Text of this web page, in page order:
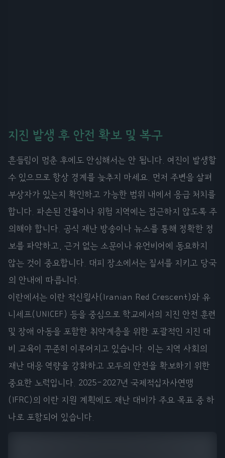
지진 발생 후 안전 확보 및 복구
흔들림이 멈춘 후에도 안심해서는 안 됩니다. 여진이 발생할
수 있으므로 항상 경계를 늦추지 마세요. 먼저 주변을 살펴
부상자가 있는지 확인하고 가능한 범위 내에서 응급 처치를
합니다. 파손된 건물이나 위험 지역에는 접근하지 않도록 주
의해야 합니다. 공식 재난 방송이나 뉴스를 통해 정확한 정
보를 파악하고, 근거 없는 소문이나 유언비어에 동요하지
않는 것이 중요합니다. 대피 장소에서는 질서를 지키고 당국
의 안내에 따릅니다.
이란에서는 이란 적신월사(Iranian Red Crescent)와 유
니세프(UNICEF) 등을 중심으로 학교에서의 지진 안전 훈련
및 장애 아동을 포함한 취약계층을 위한 포괄적인 지진 대
비 교육이 꾸준히 이루어지고 있습니다. 이는 지역 사회의
재난 대응 역량을 강화하고 모두의 안전을 확보하기 위한
중요한 노력입니다. 2025-2027년 국제적십자사연맹
(IFRC)의 이란 지원 계획에도 재난 대비가 주요 목표 중 하
나로 포함되어 있습니다.